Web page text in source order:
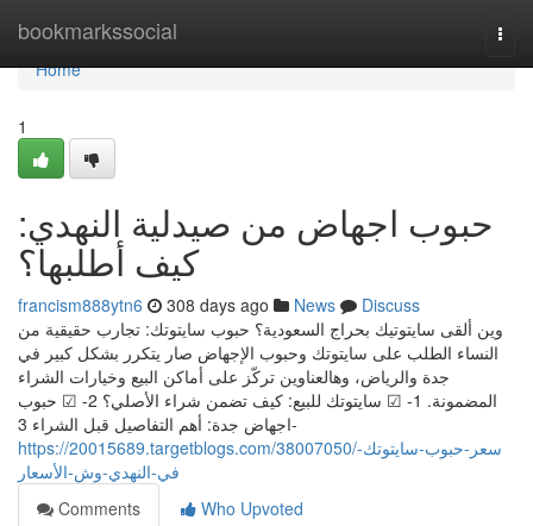
bookmarkssocial
Home
Home
1
حبوب اجهاض من صيدلية النهدي:
كيف أطلبها؟
francism888ytn6 308 days ago News
Discuss
وين ألقى سايتوتيك بحراج السعودية؟ حبوب سايتوتك: تجارب حقيقية من
النساء الطلب على سايتوتك وحبوب الإجهاض صار يتكرر بشكل كبير في
جدة والرياض، وهالعناوين تركّز على أماكن البيع وخيارات الشراء
المضمونة. 1- ☑ سايتوتك للبيع: كيف تضمن شراء الأصلي؟ 2- ☑ حبوب
اجهاض جدة: أهم التفاصيل قبل الشراء 3-
https://20015689.targetblogs.com/38007050/سعر-حبوب-سايتوتك-
في-النهدي-وش-الأسعار
Comments
Who Upvoted